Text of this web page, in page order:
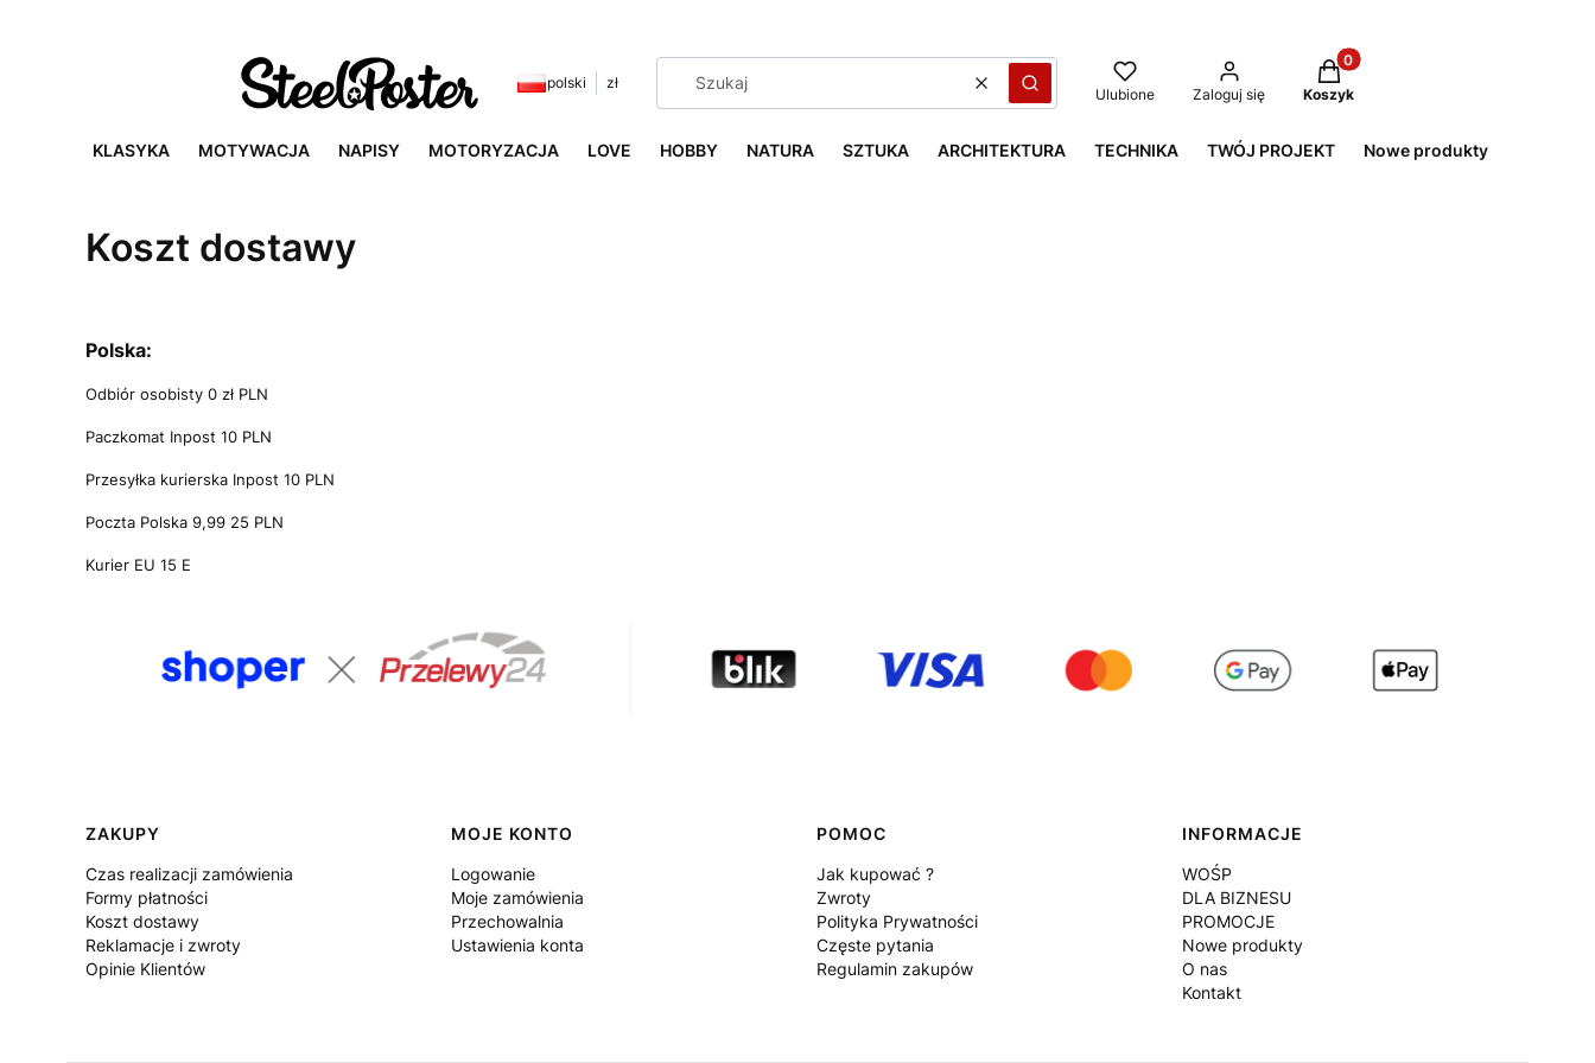
polski zł WyczyśćSzukaj Ulubione Zaloguj się
Produkty w koszyku: 0. Zobacz
Koszyk
KLASYKA MOTYWACJA NAPISY MOTORYZACJA LOVE HOBBY NATURA SZTUKA ARCHITEKTURA TECHNIKA TWÓJ PROJEKT Nowe produkty
Koszt dostawy
Polska:
Odbiór osobisty 0 zł PLN
Paczkomat Inpost 10 PLN
Przesyłka kurierska Inpost 10 PLN
Poczta Polska 9,99 25 PLN
Kurier EU 15 E
Linki w stopce
ZAKUPY
Czas realizacji zamówienia
Formy płatności
Koszt dostawy
Reklamacje i zwroty
Opinie Klientów
MOJE KONTO
Logowanie
Moje zamówienia
Przechowalnia
Ustawienia konta
POMOC
Jak kupować ?
Zwroty
Polityka Prywatności
Częste pytania
Regulamin zakupów
INFORMACJE
WOŚP
DLA BIZNESU
PROMOCJE
Nowe produkty
O nas
Kontakt